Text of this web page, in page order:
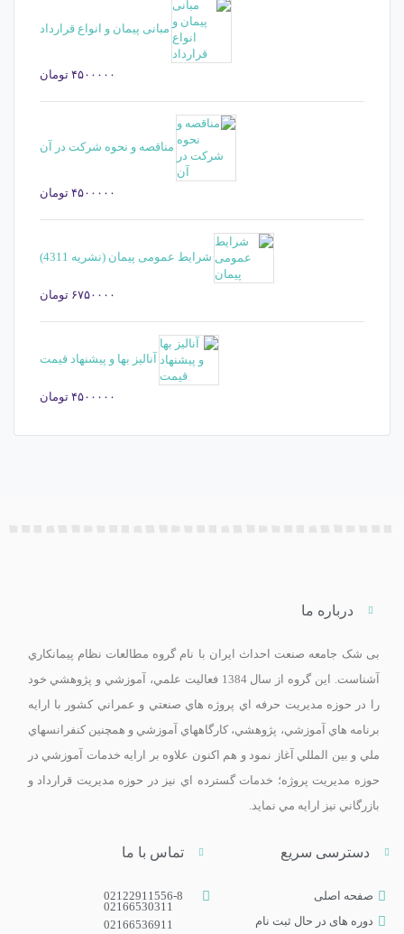
مبانی پیمان و انواع قرارداد
۴۵۰۰۰۰۰ تومان
مناقصه و نحوه شرکت در آن
۴۵۰۰۰۰۰ تومان
شرایط عمومی پیمان (نشریه 4311)
۶۷۵۰۰۰۰ تومان
آنالیز بها و پیشنهاد قیمت
۴۵۰۰۰۰۰ تومان
درباره ما
بی ­شک جامعه صنعت احداث ايران با نام گروه مطالعات نظام پيمانکاري
آشناست. اين گروه از سال 1384 فعاليت علمي، آموزشي و پژوهشي خود
را در حوزه مديريت حرفه اي پروژه هاي صنعتي و عمراني کشور با ارايه
برنامه­ هاي آموزشي، پژوهشي، کارگاه­هاي آموزشي و همچنين کنفرانس­هاي
ملي و بين­ المللي آغاز نمود و هم اکنون علاوه بر ارايه خدمات آموزشي در
حوزه مديريت پروژه؛ خدمات گسترده اي نيز در حوزه مديريت قرارداد و
بازرگاني نيز ارايه مي­ نمايد.
دسترسی سریع
صفحه اصلی
دوره های در حال ثبت نام
تماس با ما
02122911556-8
02166530311
02166536911